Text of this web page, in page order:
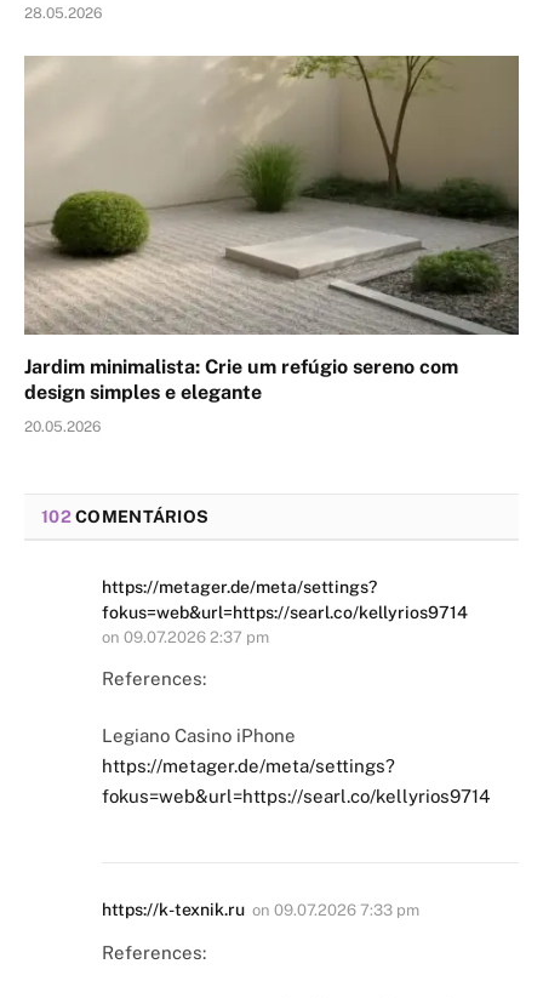
28.05.2026
Jardim minimalista: Crie um refúgio sereno com
design simples e elegante
20.05.2026
102COMENTÁRIOS
https://metager.de/meta/settings?
fokus=web&url=https://searl.co/kellyrios9714
on 09.07.2026 2:37 pm
References:
Legiano Casino iPhone
https://metager.de/meta/settings?
fokus=web&url=https://searl.co/kellyrios9714
https://k-texnik.ru on 09.07.2026 7:33 pm
References: